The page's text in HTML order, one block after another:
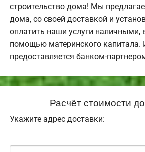
строительство дома! Мы
дома, со своей доставкой и
оплатить наши услуги наличными,
помощью материнского капитала.
предоставляется банком-
Расчёт стоимости
Укажите адрес доставки: